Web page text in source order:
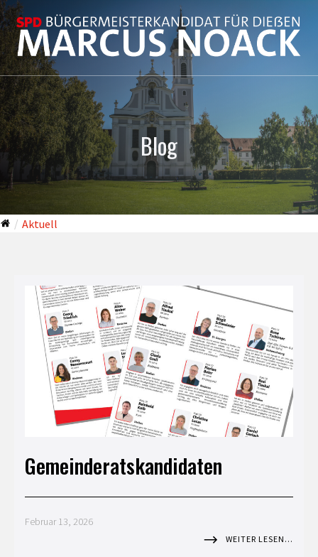
Blog
Aktuell
Gemeinderatskandidaten
Februar 13, 2026
WEITER LESEN…